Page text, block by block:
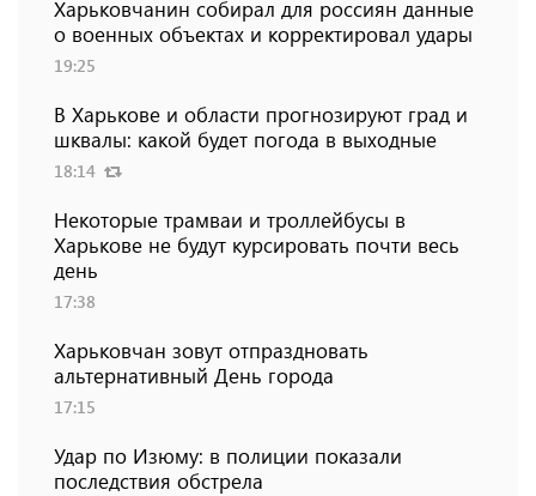
Харьковчанин собирал для россиян данные
о военных объектах и ​​корректировал удары
19:25
В Харькове и области прогнозируют град и
шквалы: какой будет погода в выходные
18:14
Некоторые трамваи и троллейбусы в
Харькове не будут курсировать почти весь
день
17:38
Харьковчан зовут отпраздновать
альтернативный День города
17:15
Удар по Изюму: в полиции показали
последствия обстрела